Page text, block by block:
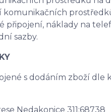
připojení, náklady na
sazby.
s dodáním zboží
Nedakonice 311;68738